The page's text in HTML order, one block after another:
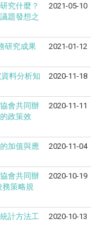
究什麼？
題發想之
2021-05-10
研究成果
2021-01-12
料分析知
2020-11-18
會共同辦
政策效
2020-11-11
加值與應
2020-11-04
會共同辦
策略規
2020-10-19
計方法工
2020-10-13